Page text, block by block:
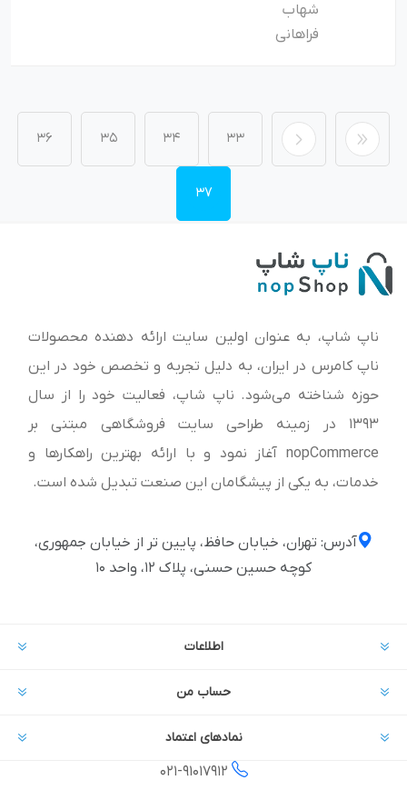
شهاب
فراهانی
33
34
35
36
37
ناپ شاپ، به عنوان اولین سایت ارائه‌ دهنده محصولات
ناپ کامرس در ایران، به دلیل تجربه و تخصص خود در این
حوزه شناخته می‌شود. ناپ شاپ، فعالیت خود را از سال
1393 در زمینه طراحی سایت فروشگاهی مبتنی بر
nopCommerce آغاز نمود و با ارائه بهترین راهکارها و
خدمات، به یکی از پیشگامان این صنعت تبدیل شده است.
آدرس: تهران، خیابان حافظ، پایین تر از خیابان جمهوری،
کوچه حسین حسنی، پلاک ۱۲، واحد ۱۰
اطلاعات
حساب من
نمادهای اعتماد
021-91017912